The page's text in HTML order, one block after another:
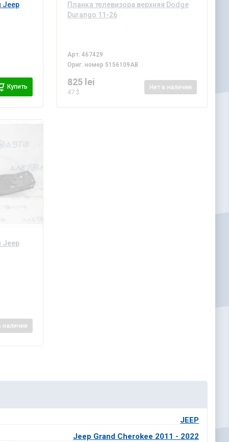
Jeep
Купить
Планка телевизора верхняя Dodge
Durango 11-26
Арт.467429
Ориг. номер 5156109AB
825 lei
47 $
Нет в наличии
Jeep
наличии
JEEP
Jeep Grand Cherokee 2011 - 2022